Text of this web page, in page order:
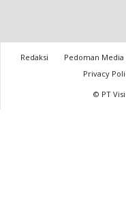
Redaksi Pedoman Media
Privacy
© PT